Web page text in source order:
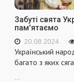
Забуті свята
пам'ятаємо
20.08.2024
Український
багато з яких
...